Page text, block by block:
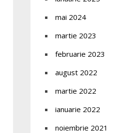
mai 2024
martie 2023
februarie 2023
august 2022
martie 2022
ianuarie 2022
noiembrie 2021